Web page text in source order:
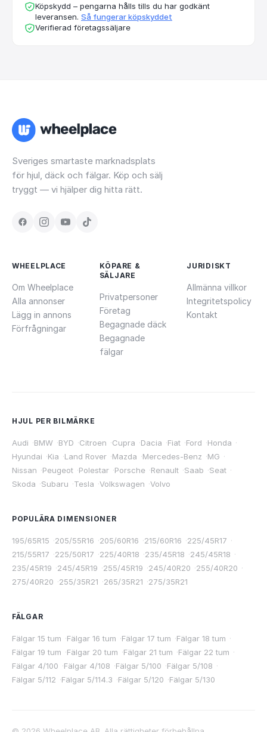
Köpskydd – pengarna hålls tills du har godkänt
leveransen. Så fungerar köpskyddet
Verifierad företagssäljare
Sveriges smartaste marknadsplats
för hjul, däck och fälgar. Köp och sälj
tryggt — vi hjälper dig hitta rätt.
WHEELPLACE
Om Wheelplace
Alla annonser
Lägg in annons
Förfrågningar
KÖPARE &
SÄLJARE
Privatpersoner
Företag
Begagnade däck
Begagnade
fälgar
JURIDISKT
Allmänna villkor
Integritetspolicy
Kontakt
HJUL PER BILMÄRKE
Audi ·BMW ·BYD ·Citroen ·Cupra ·Dacia ·Fiat ·Ford ·Honda ·
Hyundai ·Kia ·Land Rover ·Mazda ·Mercedes-Benz ·MG ·
Nissan ·Peugeot ·Polestar ·Porsche ·Renault ·Saab ·Seat ·
Skoda ·Subaru ·Tesla ·Volkswagen ·Volvo
POPULÄRA DIMENSIONER
195/65R15 ·205/55R16 ·205/60R16 ·215/60R16 ·225/45R17 ·
215/55R17 ·225/50R17 ·225/40R18 ·235/45R18 ·245/45R18 ·
235/45R19 ·245/45R19 ·255/45R19 ·245/40R20 ·255/40R20 ·
275/40R20 ·255/35R21 ·265/35R21 ·275/35R21
FÄLGAR
Fälgar 15 tum ·Fälgar 16 tum ·Fälgar 17 tum ·Fälgar 18 tum ·
Fälgar 19 tum ·Fälgar 20 tum ·Fälgar 21 tum ·Fälgar 22 tum ·
Fälgar 4/100 ·Fälgar 4/108 ·Fälgar 5/100 ·Fälgar 5/108 ·
Fälgar 5/112 ·Fälgar 5/114.3 ·Fälgar 5/120 ·Fälgar 5/130